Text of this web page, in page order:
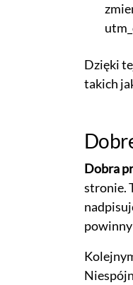
Dzięki
takich
Dobra
stronie.
powinny